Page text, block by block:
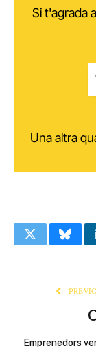
Si t'agrada
Una altra
Twitter
Emprenedors